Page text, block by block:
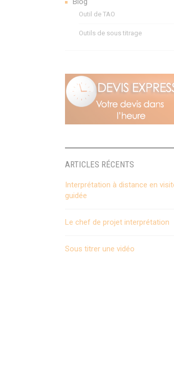
Outil de TAO
Outils de sous titrage
ARTICLES RÉCENTS
Interprétation à distance en
guidée
Le chef de projet interprétation
Sous titrer une vidéo